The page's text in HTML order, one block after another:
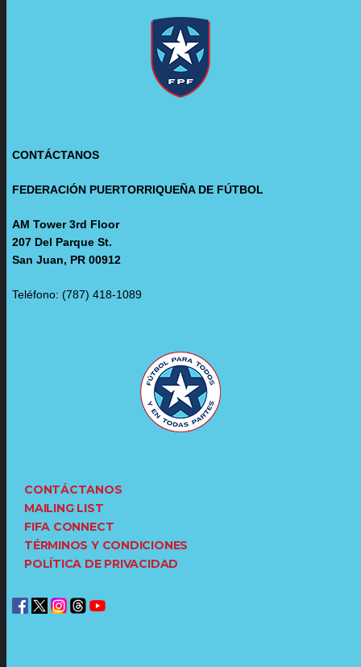
CONTÁCTANOS
FEDERACIÓN PUERTORRIQUEÑA DE FÚTBOL
AM Tower 3rd Floor
207 Del Parque St.
San Juan, PR 00912
Teléfono: (787) 418-1089
CONTÁCTANOS
MAILING LIST
FIFA CONNECT
TÉRMINOS Y CONDICIONES
POLÍTICA DE PRIVACIDAD